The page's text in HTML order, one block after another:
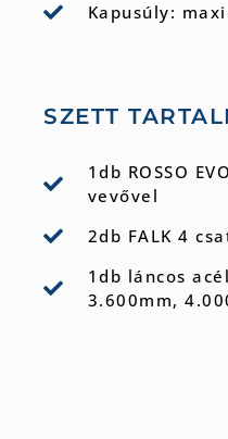
Kapusúly:
SZETT
1db ROSSO
vevővel
2db FALK 4
1db láncos
3.600mm,